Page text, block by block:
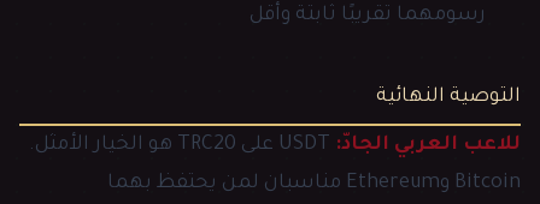
رسومهما تقريبًا ثابتة وأقل
التوصية النهائية
للاعب العربي الجادّ:
USDT على TRC20 هو الخيار الأمثل.
Bitcoin وEthereum مناسبان لمن يحتفظ بهما